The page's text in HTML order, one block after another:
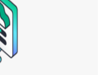
leur environnement et en
ensemble. Les
aux Clients
à ouvrir un incident de
de ressources de
Le service HPE Tech Care